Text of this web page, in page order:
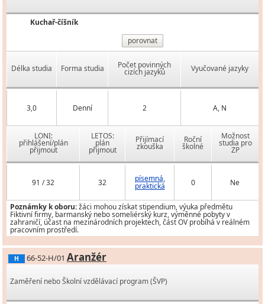
Kuchař-číšník
porovnat
Délka studia Forma studia Počet povinných
cizích jazyků Vyučované jazyky
3,0 Denní 2 A, N
LONI:
přihlášení/plán
přijmout
LETOS:
plán
přijmout
Přijímací
zkouška
Roční
školné
Možnost
studia pro
ZP
91 / 32 32 písemná,
praktická 0 Ne
Poznámky k oboru:žáci mohou získat stipendium, výuka předmětu
Fiktivní firmy, barmanský nebo someliérský kurz, výměnné pobyty v
zahraničí, účast na mezinárodních projektech, část OV probíhá v reálném
pracovním prostředí.
H 66-52-H/01 Aranžér
Zaměření nebo Školní vzdělávací program (ŠVP)